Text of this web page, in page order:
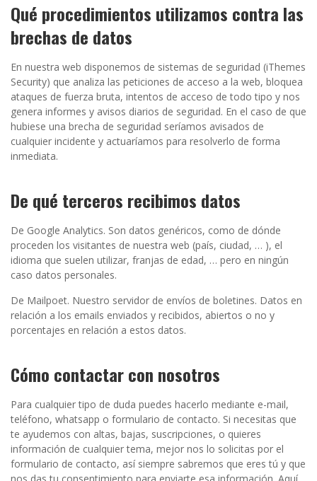
Qué procedimientos utilizamos contra las
brechas de datos
En nuestra web disponemos de sistemas de seguridad (iThemes
Security) que analiza las peticiones de acceso a la web, bloquea
ataques de fuerza bruta, intentos de acceso de todo tipo y nos
genera informes y avisos diarios de seguridad. En el caso de que
hubiese una brecha de seguridad seríamos avisados de
cualquier incidente y actuaríamos para resolverlo de forma
inmediata.
De qué terceros recibimos datos
De Google Analytics. Son datos genéricos, como de dónde
proceden los visitantes de nuestra web (país, ciudad, … ), el
idioma que suelen utilizar, franjas de edad, … pero en ningún
caso datos personales.
De Mailpoet. Nuestro servidor de envíos de boletines. Datos en
relación a los emails enviados y recibidos, abiertos o no y
porcentajes en relación a estos datos.
Cómo contactar con nosotros
Para cualquier tipo de duda puedes hacerlo mediante e-mail,
teléfono, whatsapp o formulario de contacto. Si necesitas que
te ayudemos con altas, bajas, suscripciones, o quieres
información de cualquier tema, mejor nos lo solicitas por el
formulario de contacto, así siempre sabremos que eres tú y que